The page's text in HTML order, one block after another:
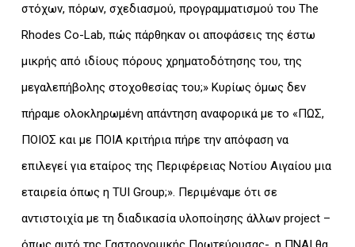
στόχων, πόρων, σχεδιασμού, προγραμματισμού του The
Rhodes Co-Lab, πώς πάρθηκαν οι αποφάσεις της έστω
μικρής από ιδίους πόρους χρηματοδότησης του, της
μεγαλεπήβολης στοχοθεσίας του;» Κυρίως όμως δεν
πήραμε ολοκληρωμένη απάντηση αναφορικά με το «ΠΩΣ,
ΠΟΙΟΣ και με ΠΟΙΑ κριτήρια πήρε την απόφαση να
επιλεγεί για εταίρος της Περιφέρειας Νοτίου Αιγαίου μια
εταιρεία όπως η TUI Group;». Περιμέναμε ότι σε
αντιστοιχία με τη διαδικασία υλοποίησης άλλων project –